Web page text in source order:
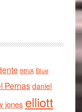
BBVA Blue
Pernas daniel
jones elliott